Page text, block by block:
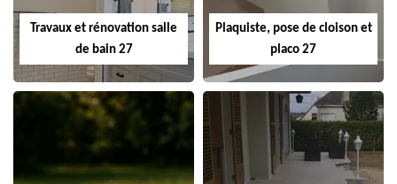
Travaux et rénovation salle
de bain 27
Plaquiste, pose de cloison et
placo 27